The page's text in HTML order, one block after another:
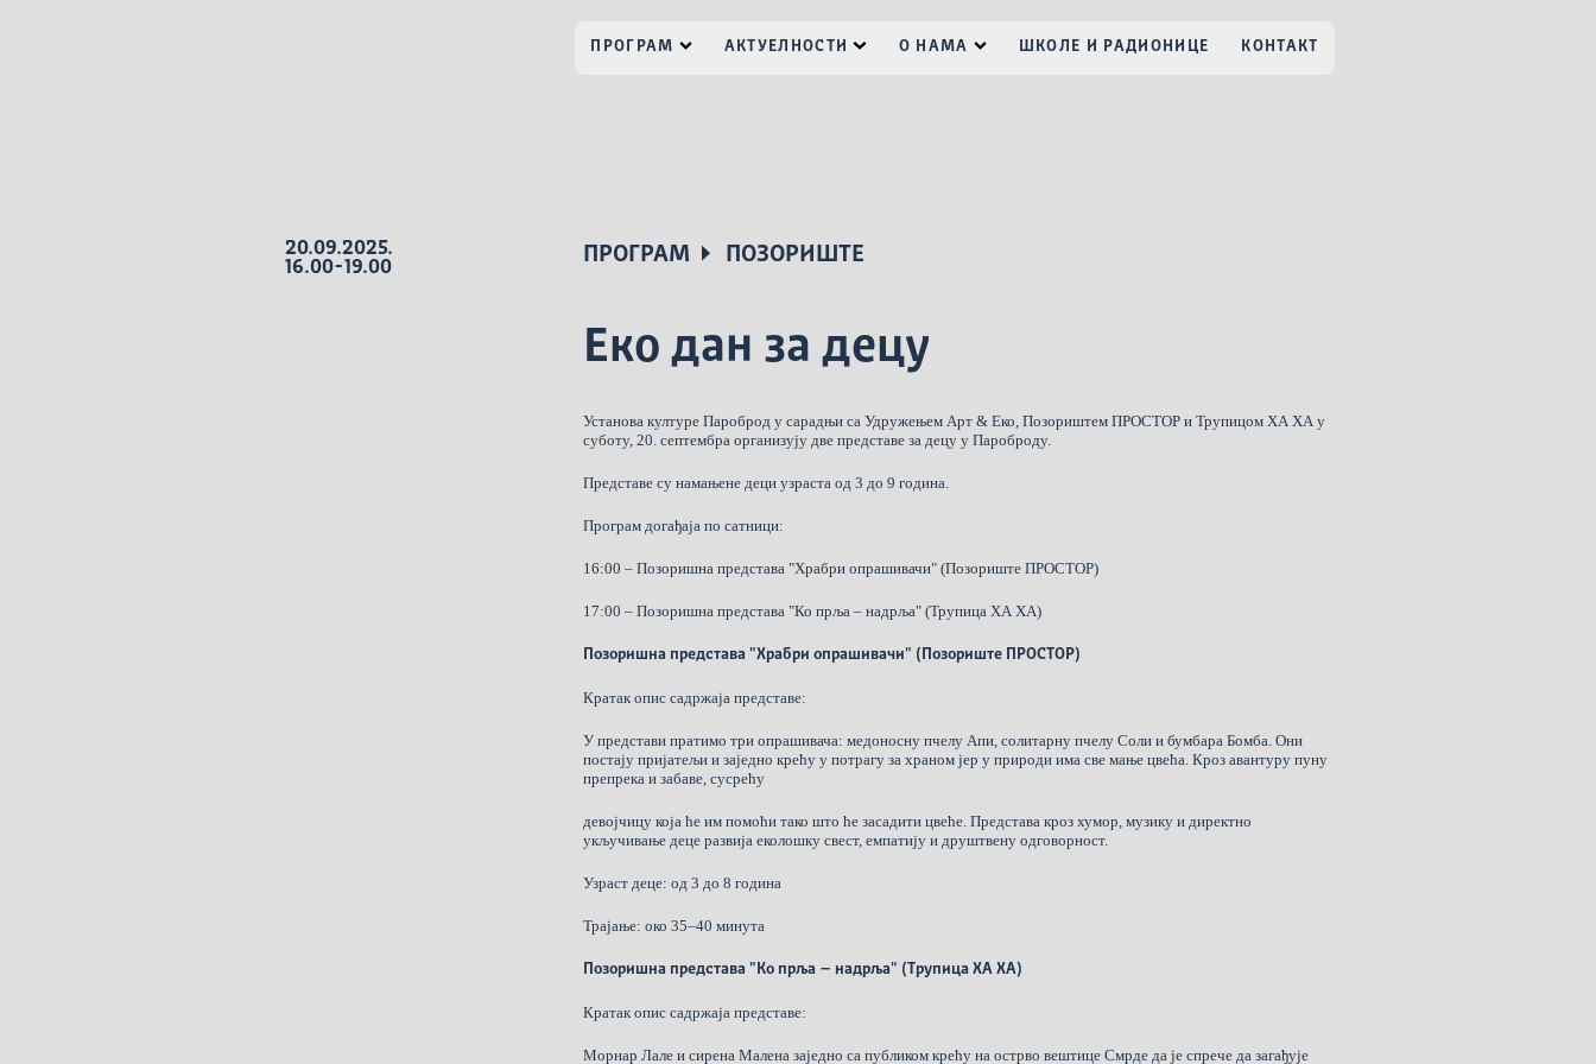
ПРОГРАМ АКТУЕЛНОСТИ О НАМА ШКОЛЕ И РАДИОНИЦЕ КОНТАКТ
20.09.2025.
16.00-19.00
ПРОГРАМ ПОЗОРИШТЕ
Еко дан за децу
Установа културе Пароброд у сарадњи са Удружењем Арт & Еко, Позориштем ПРОСТОР и Трупицом ХА ХА у
суботу, 20. септембра организују две представе за децу у Пароброду.
Представе су намањене деци узраста од 3 до 9 година.
Програм догађаја по сатници:
16:00 – Позоришна представа "Храбри опрашивачи" (Позориште ПРОСТОР)
17:00 – Позоришна представа "Ко прља – надрља" (Трупица ХА ХА)
Позоришна представа "Храбри опрашивачи" (Позориште ПРОСТОР)
Кратак опис садржаја представе:
У представи пратимо три опрашивача: медоносну пчелу Апи, солитарну пчелу Соли и бумбара Бомба. Они
постају пријатељи и заједно крећу у потрагу за храном јер у природи има све мање цвећа. Кроз авантуру пуну
препрека и забаве, сусрећу
девојчицу која ће им помоћи тако што ће засадити цвеће. Представа кроз хумор, музику и директно
укључивање деце развија еколошку свест, емпатију и друштвену одговорност.
Узраст деце: од 3 до 8 година
Трајање: око 35–40 минута
Позоришна представа "Ко прља – надрља" (Трупица ХА ХА)
Кратак опис садржаја представе:
Морнар Лале и сирена Малена заједно са публиком крећу на острво вештице Смрде да је спрече да загађује